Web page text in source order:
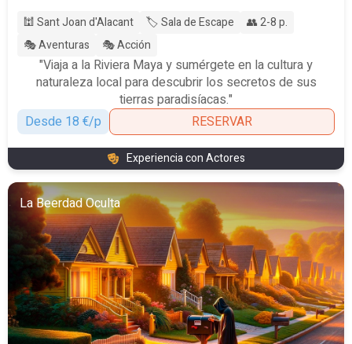
🕍 Sant Joan d'Alacant 🏷️ Sala de Escape
👥 2-8 p.
🎭 Aventuras
🎭 Acción
"Viaja a la Riviera Maya y sumérgete en la cultura y
naturaleza local para descubrir los secretos de sus
tierras paradisíacas."
Desde 18 €/p
RESERVAR
Experiencia con Actores
La Beerdad Oculta